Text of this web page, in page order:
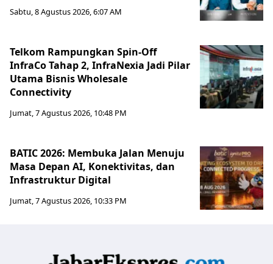
Sabtu, 8 Agustus 2026, 6:07 AM
Telkom Rampungkan Spin-Off
InfraCo Tahap 2, InfraNexia Jadi Pilar
Utama Bisnis Wholesale
Connectivity
Jumat, 7 Agustus 2026, 10:48 PM
BATIC 2026: Membuka Jalan Menuju
Masa Depan AI, Konektivitas, dan
Infrastruktur Digital
Jumat, 7 Agustus 2026, 10:33 PM